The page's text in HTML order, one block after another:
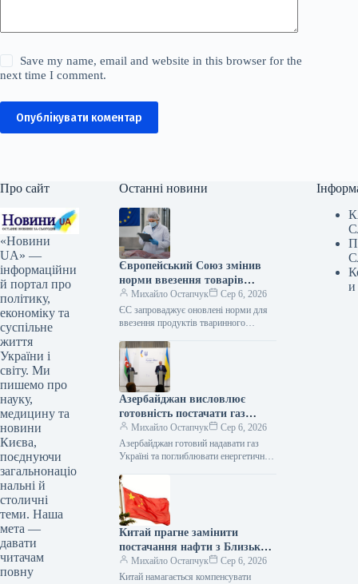
Save my name, email and website in this browser for the
next time I comment.
Опублікувати коментар
Про сайт
«Новини
UA» —
інформаційни
й портал про
політику,
економіку та
суспільне
життя
України і
світу. Ми
пишемо про
науку,
медицину та
новини
Києва,
поєднуючи
загальнонаціо
нальні й
столичні
теми. Наша
мета —
давати
читачам
повну
Останні новини
Європейський Союз змінив
норми ввезення товарів
тваринного походження
Михайло Остапчук
Сер 6, 2026
ЄС запроваджує оновлені норми для
ввезення продуктів тваринного
Укрінформ Європейська спільнота
вносить корективи до правил імпорту
продукції…
Азербайджан висловлює
готовність постачати газ
Україні та розширювати
співпрацю в енергетичному
секторі, заявив міністр
Михайло Остапчук
Сер 6, 2026
Азербайджан готовий надавати газ
Україні та поглиблювати енергетичне
06.08.2026 15:12 Укрінформ
Азербайджан виявив готовність
постачати газ…
Китай прагне замінити
постачання нафти з Близького
Сходу російськими ресурсами
– Reuters
Михайло Остапчук
Сер 6, 2026
Китай намагається компенсувати
и